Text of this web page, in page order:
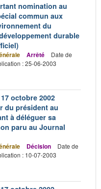
nomination au
commun aux
du
durable
Arrêté
Date de
: 25-06-2003
octobre 2002
du président au
à déléguer sa
paru au Journal
Décision
Date de
: 10-07-2003